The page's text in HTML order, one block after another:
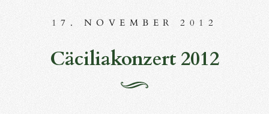
17. NOVEMBER 2012
Cäciliakonzert 2012